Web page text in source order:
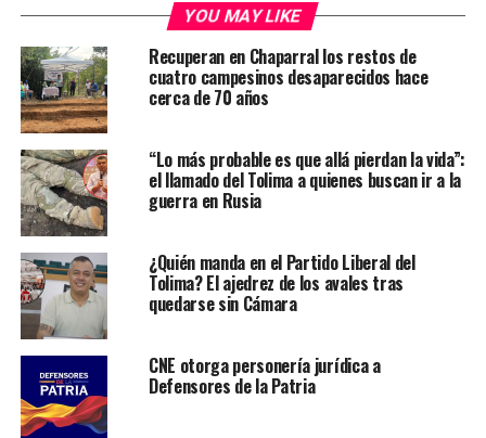
YOU MAY LIKE
Recuperan en Chaparral los restos de
cuatro campesinos desaparecidos hace
cerca de 70 años
“Lo más probable es que allá pierdan la vida”:
el llamado del Tolima a quienes buscan ir a la
guerra en Rusia
¿Quién manda en el Partido Liberal del
Tolima? El ajedrez de los avales tras
quedarse sin Cámara
CNE otorga personería jurídica a
Defensores de la Patria